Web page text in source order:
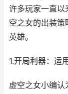
许多玩家一直以
空之女的出装
英雄。
1.开局利器：运
虚空之女小编